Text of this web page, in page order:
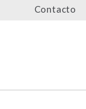
Contacto